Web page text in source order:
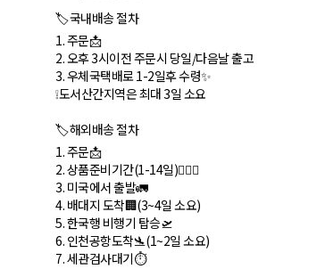
🏷국내배송 절차
1. 주문📩
2. 오후 3시이전 주문시 당일/다음날 출고
3. 우체국택배로 1-2일후 수령✨
❕도서산간지역은 최대 3일 소요
🏷해외배송 절차
1. 주문📩
2. 상품준비기간(1-14일)🏃🏻‍♀️
3. 미국에서 출발🚛
4. 배대지 도착🏢(3~4일 소요)
5. 한국행 비행기 탑승🛫
6. 인천공항도착🛬(1~2일 소요)
7. 세관검사대기⏱